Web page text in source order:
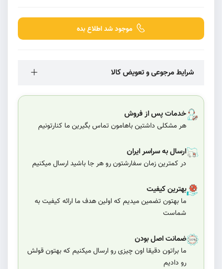
موجود شد اطلاع بده
شرایط مرجوعی و تعویض کالا
خدمات پس از فروش
هر مشکلی داشتین باهامون تماس بگیرین ما کنارتونیم
ارسال به سراسر ایران
در کمترین زمان سفارشتون رو هر جا باشید ارسال میکنیم
بهترین کیفیت
ما بهتون تضمین میدیم که اولین هدف ما ارائه کیفیت به
شماست
ضمانت اصل بودن
ما براتون دقیقا اون چیزی رو ارسال میکنیم که بهتون قولش
رو دادیم